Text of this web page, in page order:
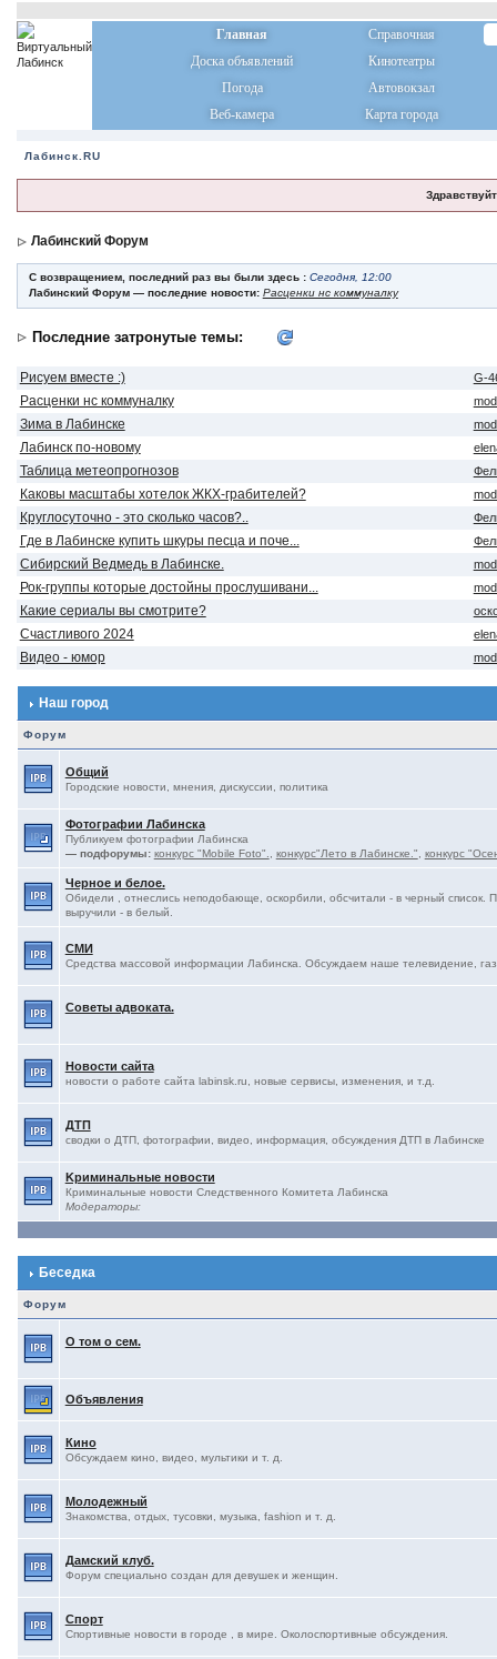
Главная
Справочная
Доска объявлений
Кинотеатры
Погода
Автовокзал
Веб-камера
Карта города
Лабинск.RU
Лабинский Форум
С возвращением, последний раз вы были здесь : Сегодня, 12:00
Лабинский Форум — последние новости: Расценки нс коммуналку
Последние затронутые темы:
Рисуем вместе :) G-
Расценки нс коммуналку
Зима в Лабинске
Лабинск по-новому
Таблица метеопрогнозов
Каковы масштабы хотелок ЖКХ-грабителей?
Круглосуточно - это сколько часов?..
Где в Лабинске купить шкуры песца и поче...
Сибирский Ведмедь в Лабинске.
Рок-группы которые достойны прослушивани...
Какие сериалы вы смотрите?
Счастливого 2024
Видео - юмор
Наш город
Форум
Общий
Городские новости, мнения, дискуссии, политика
Фотографии Лабинска
Публикуем фотографии Лабинска
— подфорумы: конкурс "Mobile Foto". конкурс"Лето в Лабинске." конкурс
Черное и белое.
Обидели , отнеслись неподобающе, оскорбили, обсчитали - в черный список.
выручили - в белый.
СМИ
Средства массовой информации Лабинска. Обсуждаем наше телевидение,
Советы адвоката.
Новости сайта
новости о работе сайта labinsk.ru, новые сервисы, изменения, и т.д.
ДТП
сводки о ДТП, фотографии, видео, информация, обсуждения ДТП в Лабинске
Kриминальные новости
Криминальные новости Следственного Комитета Лабинска
Модераторы:
Беседка
Форум
О том о сем.
Объявления
Кино
Обсуждаем кино, видео, мультики и т. д.
Молодежный
Знакомства, отдых, тусовки, музыка, fashion и т. д.
Дамский клуб.
Форум специально создан для девушек и женщин.
Спорт
Спортивные новости в городе , в мире. Околоспортивные обсуждения.